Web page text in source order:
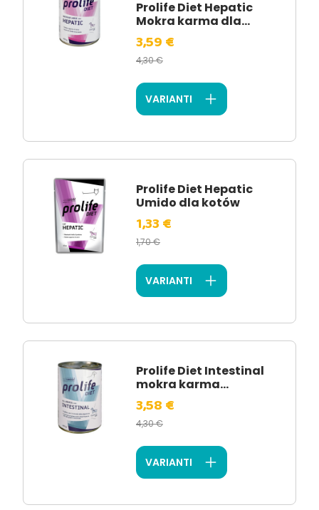
Prolife Diet Hepatic
Mokra karma dla...
3,59 €
4,30 €
VARIANTI
Prolife Diet Hepatic
Umido dla kotów
1,33 €
1,70 €
VARIANTI
Prolife Diet Intestinal
mokra karma...
3,58 €
4,30 €
VARIANTI